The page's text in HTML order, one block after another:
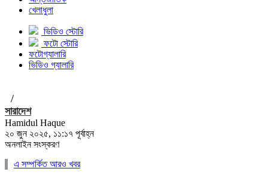
খেলাধুলা
ভিডিও স্টোরি
ফটো স্টোরি
ফটোগ্যালারি
ভিডিও গ্যালারি
/
সারাদেশ
Hamidul Haque
২০ জুন ২০২৫, ১১:১৭ পূর্বাহ্ন
অনলাইন সংস্করণ
এ সম্পর্কিত আরও খবর